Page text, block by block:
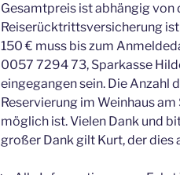
Gesamtpreis ist abhängig von
Reiserücktrittsversicherung
150 € muss bis zum
0057 7294 73, Sparkasse
eingegangen sein. Die Anzahl
Reservierung im Weinhaus
möglich ist. Vielen Dank und
großer Dank gilt Kurt, der dies